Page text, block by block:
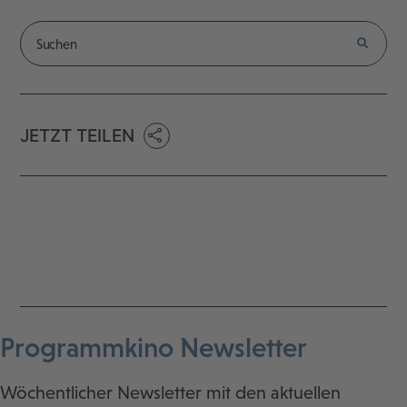
JETZT TEILEN
Programmkino Newsletter
Wöchentlicher Newsletter mit den aktuellen